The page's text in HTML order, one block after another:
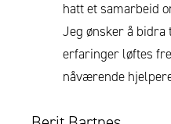
hatt et samarbeid
Jeg ønsker å bidra
erfaringer løftes
nåværende